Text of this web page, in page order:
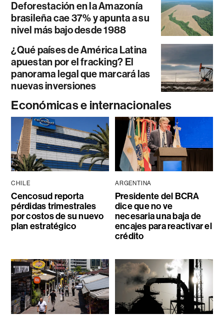
Deforestación en la Amazonía
brasileña cae 37% y apunta a su
nivel más bajo desde 1988
¿Qué países de América Latina
apuestan por el fracking? El
panorama legal que marcará las
nuevas inversiones
Económicas e internacionales
CHILE
Cencosud reporta
pérdidas trimestrales
por costos de su nuevo
plan estratégico
ARGENTINA
Presidente del BCRA
dice que no ve
necesaria una baja de
encajes para reactivar el
crédito